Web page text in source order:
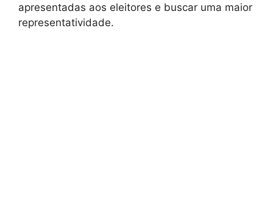
apresentadas aos eleitores e buscar uma maior
representatividade.